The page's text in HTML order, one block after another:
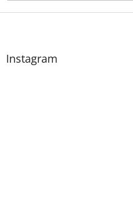
Z
Instagram